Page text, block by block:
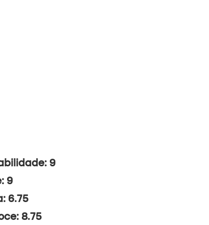
9
9
6.75
8.75